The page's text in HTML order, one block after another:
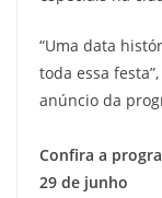
“Uma data
toda essa
anúncio da
Confira a
29 de junho